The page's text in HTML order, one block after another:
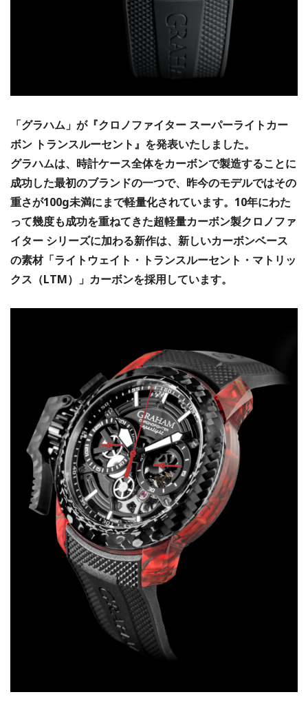
「グラハム」が『クロノファイター スーパーライトカー
ボン トランスルーセント』を発表いたしました。
グラハムは、時計ケース全体をカーボンで製造することに
成功した最初のブランドの一つで、昨今のモデルではその
重さが100g未満にまで軽量化されています。10年にわた
って幾度も成功を重ねてきた超軽量カーボン製クロノファ
イター シリーズに加わる新作は、新しいカーボンベース
の素材「ライトウェイト・トランスルーセント・マトリッ
クス（LTM）」カーボンを採用しています。